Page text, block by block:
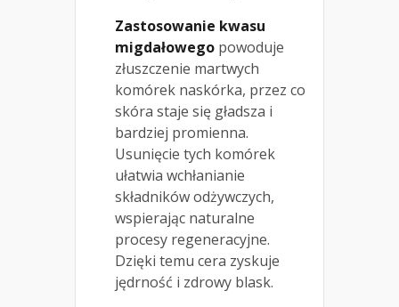
Zastosowanie kwasu
migdałowego powoduje
złuszczenie martwych
komórek naskórka, przez co
skóra staje się gładsza i
bardziej promienna.
Usunięcie tych komórek
ułatwia wchłanianie
składników odżywczych,
wspierając naturalne
procesy regeneracyjne.
Dzięki temu cera zyskuje
jędrność i zdrowy blask.